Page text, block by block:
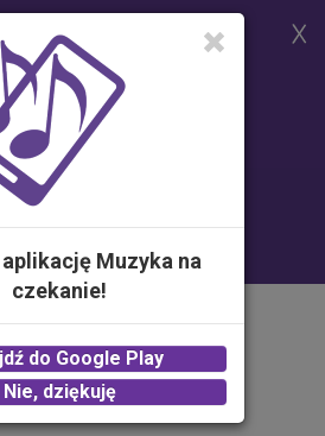
usług i zgodnie z
Plików Cookies.
określić warunki
lub dostępu do
cookies w Twojej
przeglądarce
KUP
Muzyka na
czekanie!
do Google Play
Nie, dziękuję